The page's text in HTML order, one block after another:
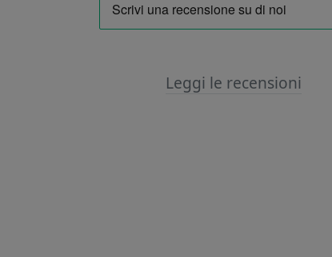
Leggi le recensioni